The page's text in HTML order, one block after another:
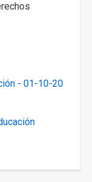
- 01-10-20